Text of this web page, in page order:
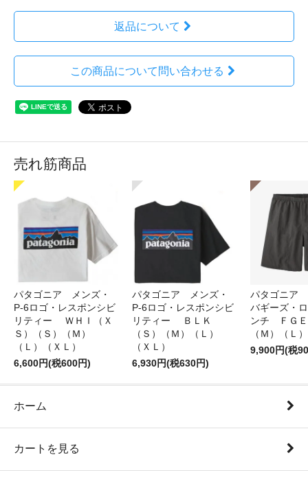
返品について
この商品について問い合わせる
売れ筋商品
パタゴニア メンズ・
P-6ロゴ・レスポンシビ
リティー ＷＨＩ（Ｘ
Ｓ）（Ｓ）（Ｍ）
（Ｌ）（ＸＬ）
6,600円(税600円)
パタゴニア メンズ・
P-6ロゴ・レスポンシビ
リティー ＢＬＫ
（Ｓ）（Ｍ）（Ｌ）
（ＸＬ）
6,930円(税630円)
パタゴニア
バギーズ・
ンチ ＦＧ
（Ｍ）（Ｌ
9,900円(税
ホーム
カートを見る